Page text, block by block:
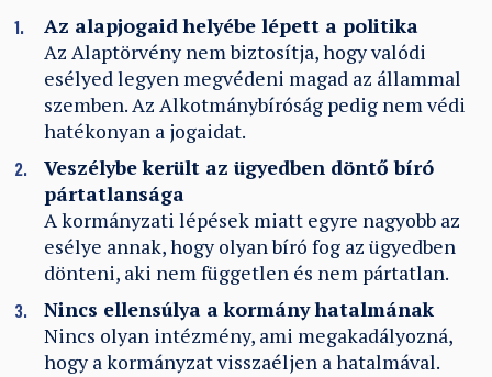
Az alapjogaid helyébe lépett a politika
Az Alaptörvény nem biztosítja, hogy valódi
esélyed legyen megvédeni magad az állammal
szemben. Az Alkotmánybíróság pedig nem védi
hatékonyan a jogaidat.
Veszélybe került az ügyedben döntő bíró
pártatlansága
A kormányzati lépések miatt egyre nagyobb az
esélye annak, hogy olyan bíró fog az ügyedben
dönteni, aki nem független és nem pártatlan.
Nincs ellensúlya a kormány hatalmának
Nincs olyan intézmény, ami megakadályozná,
hogy a kormányzat visszaéljen a hatalmával.